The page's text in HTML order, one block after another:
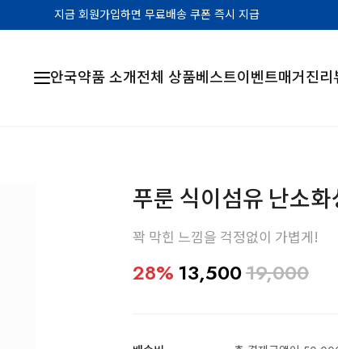
지금 회원가입하면 무료배송 쿠폰 즉시 지급
안국약품 소개전체 상품베스트이벤트매거진리
푸룬 식이섬유 난소
꽉 막힌 느낌을 걱정없이 가볍게!
28% 13,50019,000